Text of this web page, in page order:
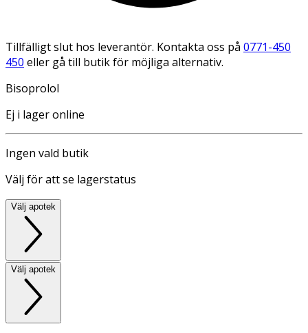
Tillfälligt slut hos leverantör. Kontakta oss på 0771-450
450 eller gå till butik för möjliga alternativ.
Bisoprolol
Ej i lager online
Ingen vald butik
Välj för att se lagerstatus
Välj apotek
Välj apotek